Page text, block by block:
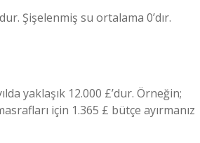
Şişelenmiş su ortalama 0’dır.
yaklaşık 12.000 £’dur. Örneğin;
için 1.365 £ bütçe ayırmanız